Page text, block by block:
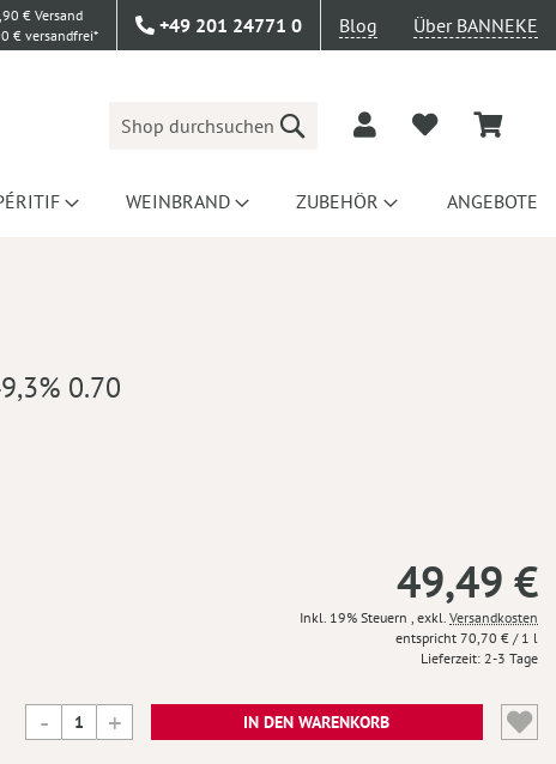
€ Versand
€ versandfrei*
+49 201 24771 0 Blog Über BANNEKE
Suche
WEINBRAND ZUBEHÖR ANGEBOTE
0.70
49,49 €
Inkl. 19% Steuern , exkl. Versandkosten
70,70 € / 1 l
Lieferzeit 2-3 Tage
IN DEN WARENKORB